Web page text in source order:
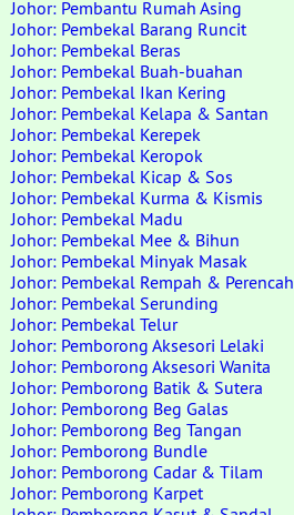
Johor: Pembantu Rumah Asing
Johor: Pembekal Barang Runcit
Johor: Pembekal Beras
Johor: Pembekal Buah-buahan
Johor: Pembekal Ikan Kering
Johor: Pembekal Kelapa & Santan
Johor: Pembekal Kerepek
Johor: Pembekal Keropok
Johor: Pembekal Kicap & Sos
Johor: Pembekal Kurma & Kismis
Johor: Pembekal Madu
Johor: Pembekal Mee & Bihun
Johor: Pembekal Minyak Masak
Johor: Pembekal Rempah & Perencah
Johor: Pembekal Serunding
Johor: Pembekal Telur
Johor: Pemborong Aksesori Lelaki
Johor: Pemborong Aksesori Wanita
Johor: Pemborong Batik & Sutera
Johor: Pemborong Beg Galas
Johor: Pemborong Beg Tangan
Johor: Pemborong Bundle
Johor: Pemborong Cadar & Tilam
Johor: Pemborong Karpet